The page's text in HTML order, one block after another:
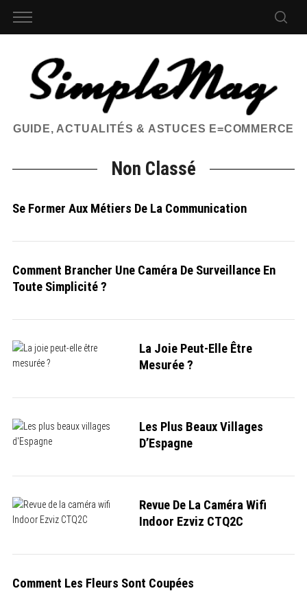
GUIDE, ACTUALITÉS & ASTUCES E=COMMERCE
Non Classé
Se Former Aux Métiers De La Communication
Comment Brancher Une Caméra De Surveillance En
Toute Simplicité ?
La Joie Peut-Elle Être
Mesurée ?
Les Plus Beaux Villages
D’Espagne
Revue De La Caméra Wifi
Indoor Ezviz CTQ2C
Comment Les Fleurs Sont Coupées
a
c
f
: